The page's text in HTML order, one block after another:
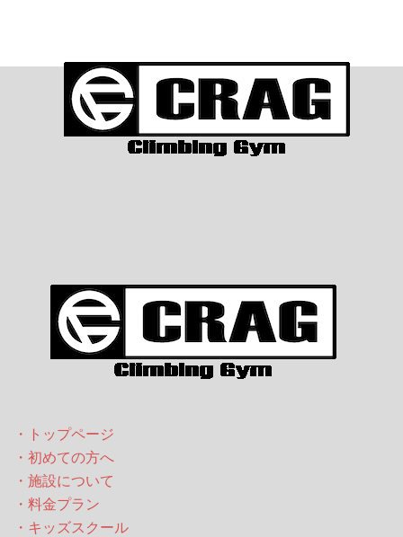
・トップページ
・初めての方へ
・施設について
・料金プラン
・キッズスクール